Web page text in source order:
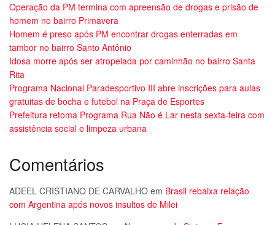
Operação da PM termina com apreensão de drogas e prisão de
homem no bairro Primavera
Homem é preso após PM encontrar drogas enterradas em
tambor no bairro Santo Antônio
Idosa morre após ser atropelada por caminhão no bairro Santa
Rita
Programa Nacional Paradesportivo III abre inscrições para aulas
gratuitas de bocha e futebol na Praça de Esportes
Prefeitura retoma Programa Rua Não é Lar nesta sexta-feira com
assistência social e limpeza urbana
Comentários
ADEEL CRISTIANO DE CARVALHO em Brasil rebaixa relação
com Argentina após novos insultos de Milei